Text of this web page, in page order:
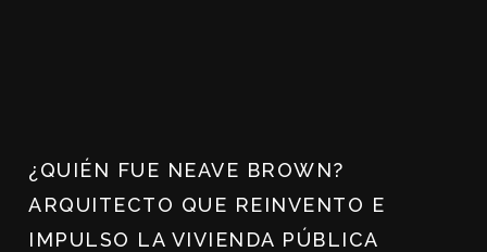
¿QUIÉN FUE NEAVE BROWN?
ARQUITECTO QUE REINVENTO E
IMPULSO LA VIVIENDA PÚBLICA